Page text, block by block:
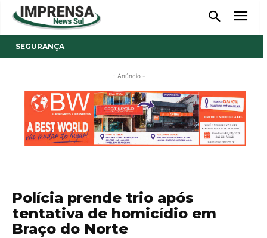
SEGURANÇA
- Anúncio -
Polícia prende trio após
tentativa de homicídio em
Braço do Norte